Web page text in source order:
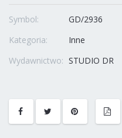
Symbol:
GD/2936
Kategoria:
Inne
Wydawnictwo: STUDIO DR